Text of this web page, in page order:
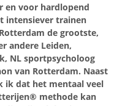
en voor hardlopend
intensiever trainen
de grootste,
andere Leiden,
NL sportpsycholoog
van Rotterdam. Naast
ik dat het mentaal veel
methode kan